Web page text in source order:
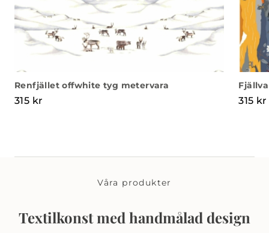
Renfjället offwhite tyg metervara
315 kr 315 kr
Våra produkter
Textilkonst med handmålad design